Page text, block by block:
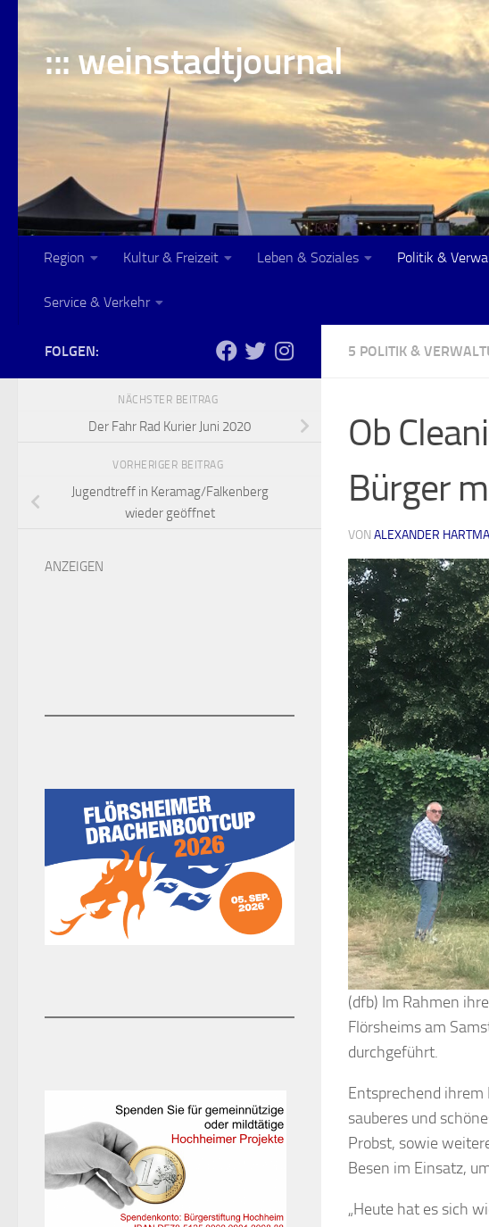
Skip to content
::: weinstadtjournal
Region Kultur & Freizeit Leben & Soziales Politik &
Service & Verkehr
5 POLITIK &
Ob
Bürger
VON ALEXANDER
(dfb) Im Rahmen
Flörsheims am
durchgeführt.
Entsprechend
sauberes und
Probst, sowie
Besen im Einsatz,
„Heute hat es sich
FOLGEN:
NÄCHSTER BEITRAG
Der Fahr Rad Kurier Juni 2020
VORHERIGER BEITRAG
Jugendtreff in Keramag/Falkenberg
wieder geöffnet
ANZEIGEN